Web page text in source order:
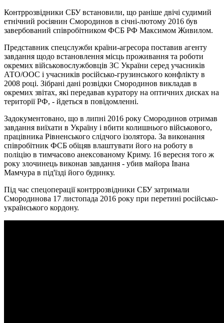
Контррозвідники СБУ встановили, що раніше двічі судимий
етнічний росіянин Смородинов в січні-лютому 2016 був
завербований співробітником ФСБ РФ Максимом Живилом.
Представник спецслужби країни-агресора поставив агенту
завдання щодо встановлення місць проживання та роботи
окремих військовослужбовців ЗС України серед учасників
АТО/ООС і учасників російсько-грузинського конфлікту в
2008 році. Зібрані дані розвідки Смородинов викладав в
окремих звітах, які передавав куратору на оптичних дисках на
території РФ, - йдеться в повідомленні.
Задокументовано, що в липні 2016 року Смородинов отримав
завдання виїхати в Україну і вбити колишнього військового,
працівника Рівненського слідчого ізолятора. За виконання
співробітник ФСБ обіцяв влаштувати його на роботу в
поліцію в тимчасово анексованому Криму. 16 вересня того ж
року злочинець виконав завдання - убив майора Івана
Мамчура в під'їзді його будинку.
Під час спецоперації контррозвідники СБУ затримали
Смородинова 17 листопада 2016 року при перетині російсько-
українського кордону.